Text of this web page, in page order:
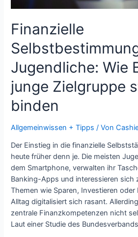
Finanzielle
Jugendliche: Wie
junge Zielgruppe
binden
Allgemeinwissen + Tipps / Von
Der Einstieg in die finanzielle
heute früher denn je. Die meisten
dem Smartphone, verwalten ihr
Banking-Apps und interessieren sich
Themen wie Sparen, Investieren oder
Alltag digitalisiert sich rasant.
zentrale Finanzkompetenzen nicht
Laut einer Studie des